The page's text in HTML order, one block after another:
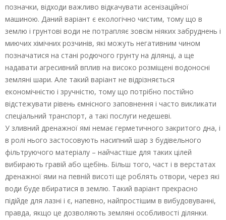
позначки, відходи важливо відкачувати асенізаційної
машиною. Даний варіант є екологічно чистим, тому що в
землю і грунтові води не потрапляє зовсім ніяких забруднень і
миючих хімічних розчинів, які можуть негативним чином
позначатися на стані родючого грунту на ділянці, а ще
надавати агресивний вплив на високо розміщені водоносні
земляні шари. Але такий варіант не відрізняється
економічністю і зручністю, тому що потрібно постійно
відстежувати рівень ємнісного заповнення і часто викликати
спеціальний транспорт, а такі послуги недешеві.
У зливний дренажної ямі немає герметичного закритого дна, і
в ролі нього застосовують насипний шар з будівельного
фільтруючого матеріалу – найчастіше для таких цілей
вибирають гравій або щебінь. Більш того, част і в верстатах
дренажної ями на певній висоті ще роблять отвори, через які
води буде вбиратися в землю. Такий варіант прекрасно
підійде для лазні і є, напевно, найпростішим в вибудовуванні,
правда, якщо це дозволяють земляні особливості ділянки.